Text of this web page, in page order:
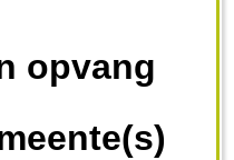
opvang